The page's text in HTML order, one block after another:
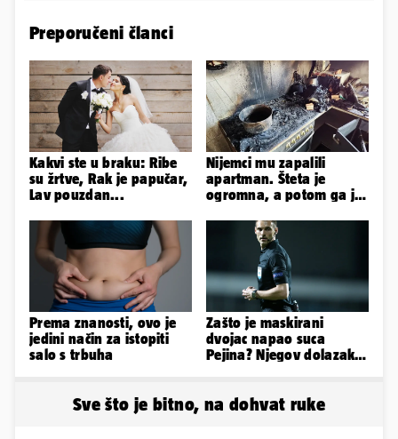
Preporučeni članci
Kakvi ste u braku: Ribe
su žrtve, Rak je papučar,
Lav pouzdan...
Nijemci mu zapalili
apartman. Šteta je
ogromna, a potom ga je
Bookinga
Prema znanosti, ovo je
jedini način za istopiti
salo s trbuha
Zašto je maskirani
dvojac napao suca
Pejina? Njegov dolazak u
Sve što je bitno, na dohvat ruke